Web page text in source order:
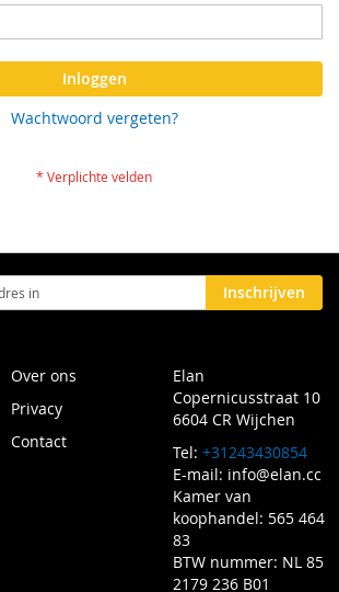
Inloggen
Wachtwoord vergeten?
Inschrijven
Over ons
Privacy
Contact
Elan
Copernicusstraat 10
6604 CR Wijchen
Tel: +31243430854
E-mail: info@elan.cc
Kamer van
koophandel: 565 464
83
BTW nummer: NL 85
2179 236 B01